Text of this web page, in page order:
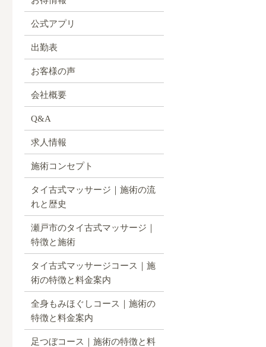
公式アプリ
出勤表
お客様の声
会社概要
Q&A
求人情報
施術コンセプト
タイ古式マッサージ｜施術の流
れと歴史
瀬戸市のタイ古式マッサージ｜
特徴と施術
タイ古式マッサージコース｜施
術の特徴と料金案内
全身もみほぐしコース｜施術の
特徴と料金案内
足つぼコース｜施術の特徴と料